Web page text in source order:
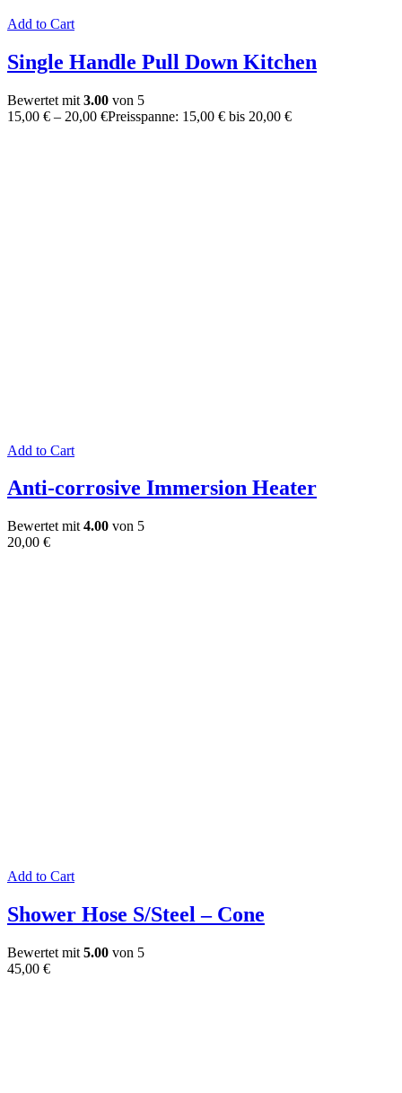
Add to Cart
Single Handle Pull Down Kitchen
Bewertet mit 3.00 von 5
15,00 € – 20,00 €Preisspanne: 15,00 € bis 20,00 €
Add to Cart
Anti-corrosive Immersion Heater
Bewertet mit 4.00 von 5
20,00 €
Add to Cart
Shower Hose S/Steel – Cone
Bewertet mit 5.00 von 5
45,00 €